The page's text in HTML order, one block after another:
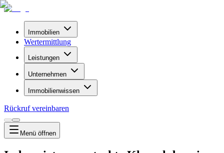
Immobilien
Wertermittlung
Leistungen
Unternehmen
Immobilienwissen
Rückruf vereinbaren
Menü öffnen